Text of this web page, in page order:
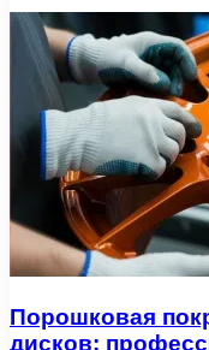
Порошковая
дисков: